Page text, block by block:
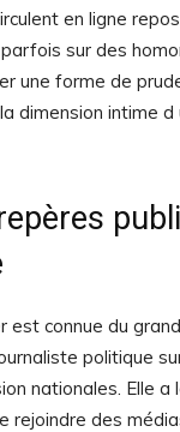
en ligne
sur des
une forme de
dimension intime
est connue du
politique
nationales. Elle
rejoindre des